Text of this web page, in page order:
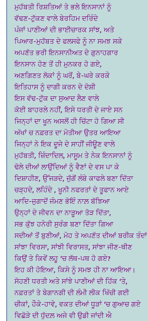
ਮੁਹੱਬਤੀ ਰਿਸ਼ਤਿਆਂ ਤੇ ਭਲੇ ਇਨਸਾਨਾਂ ਨੂੰ
ਵੱਢਣ-ਟੁੱਕਣ ਵਾਲੇ ਬੇਰਹਿਮ ਦਰਿੰਦੇ
ਪੰਜਾਂ ਪਾਣੀਆਂ ਦੀ ਭਾਈਚਾਰਕ ਸਾਂਝ, ਅਤੇ
ਪਿਆਰ-ਮੁਹੱਬਤ ਦੇ ਫਲਸਫੇ ਨੂੰ ਨਾ ਸਮਝ ਸਕੇ
ਅਪਣੱਤ ਭਰੀ ਇਨਸਾਨੀਅਤ ਦੇ ਗੁਨਾਹਗਾਰ
ਇਨਸਾਨ ਹੋਣ ਤੋਂ ਹੀ ਮੁਨਕਰ ਹੋ ਗਏ,
ਅਣਗਿਣਤ ਲੋਕਾਂ ਨੂੰ ਘਰੋਂ, ਬੇ-ਘਰੇ ਕਰਕੇ
ਇਤਿਹਾਸ ਨੂੰ ਦਾਗੀ ਕਰਨ ਦੇ ਦੋਸ਼ੀ
ਇਸ ਵੱਢ-ਟੁੱਕ ਦਾ ਸੁਆਦ ਲੈਣ ਵਾਲੇ
ਕੋਈ ਬਾਹਰਲੇ ਨਹੀਂ, ਇਸੇ ਧਰਤੀ ਦੇ ਜਾਏ ਸਨ
ਜਿਨ੍ਹਾਂ ਦਾ ਖੂਨ ਅਸਲੋਂ ਹੀ ਚਿੱਟਾ ਹੋ ਗਿਆ ਸੀ
ਅੱਖਾਂ ਚ ਨਫ਼ਰਤ ਦਾ ਮੋਤੀਆ ਉਤਰ ਆਇਆ
ਜਿਨ੍ਹਾਂ ਨੇ ਇਕ ਦੂਜੇ ਦੇ ਸਾਹੀਂ ਜੀਊਣ ਵਾਲੇ
ਮੁਹੱਬਤੀ, ਜ਼ਿੰਦਾਦਿਲ, ਮਾਸੂਮ ਤੇ ਨੇਕ ਇਨਸਾਨਾਂ ਨੂੰ
ਢੋਲੇ ਦੀਆਂ ਲਾਉਂਦਿਆਂ ਨੂੰ ਵੈਣਾਂ ਦੇ ਵਸ ਪਾ ਕੇ
ਦਿਸ਼ਾਹੀਣ, ਉੱਜੜਦੇ, ਜੁੱਗੋਂ ਲੰਬੇ ਕਾਫਲੇ ਬਣਾ ਦਿੱਤਾ
ਚੜ੍ਹਦੇ, ਲਹਿੰਦੇ , ਖੂਨੀ ਨਫਰਤਾਂ ਦੇ ਤੂਫਾਨ ਆਏ
ਆਦਿ-ਜੁਗਾਦੋਂ ਜੰਮਣ ਭੋਇੰ ਨਾਲ਼ ਬੱਝਿਆ
ਉਨ੍ਹਾਂ ਦੇ ਜੀਵਨ ਦਾ ਨਾੜੂਆ ਤੋੜ ਦਿੱਤਾ,
ਸਭ ਕੁੱਝ ਹਨੇਰੀ ਸੁਰੰਗ ਬਣਾ ਦਿੱਤਾ ਗਿਆ
ਸਦੀਆਂ ਤੋਂ ਬੁਣੀਆਂ, ਮੋਹ ਤੇ ਅਪਣੱਤ ਦੀਆਂ ਬਰੀਕ ਤੰਦਾਂ
ਸਾਂਝਾ ਵਿਰਸਾ, ਸਾਂਝੀ ਵਿਰਾਸਤ, ਸਾਂਝਾ ਜੀਣ-ਥੀਣ
ਕਿਉਂ ਤੇ ਕਿਵੇਂ ਲਹੂ ‘ਚ ਲੱਥ-ਪਥ ਹੋ ਗਏ?
ਇਹ ਕੀ ਹੋਇਆ, ਕਿਸੇ ਨੂੰ ਸਮਝ ਹੀ ਨਾ ਆਇਆ।
ਸੋਹਣੀ ਧਰਤੀ ਅਤੇ ਸਾਂਝੇ ਪਾਣੀਆਂ ਦੀ ਹਿੱਕ ‘ਤੇ,
ਨਫ਼ਰਤਾਂ ਤੇ ਬੇਗਾਨਗੀ ਦੀ ਲੰਮੀ ਲੀਕ ਖਿੱਚੀ ਗਈ
ਚੀਕਾਂ, ਹੌਕੇ-ਹਾਵੇ, ਵਕਤ ਦੀਆਂ ਧੂੜਾਂ ‘ਚ ਗੁਆਚ ਗਏ
ਵਿਛੋੜੇ ਦੀ ਧੁੱਦਲ਼ ਅਜੇ ਵੀ ਉਡੀ ਜਾਂਦੀ ਐ